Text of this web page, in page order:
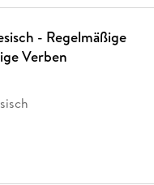
- Regelmäßige
Verben